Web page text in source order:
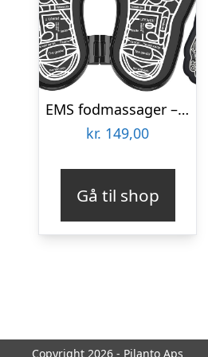
EMS fodmassager – Elektrostimulator
kr. 149,00
Gå til shop
Copyright 2026 - Pilanto Aps